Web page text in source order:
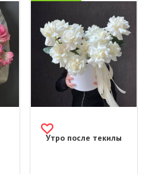
Утро после текилы